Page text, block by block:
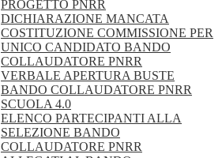
PROGETTO PNRR
DICHIARAZIONE MANCATA
COSTITUZIONE COMMISSIONE PER
UNICO CANDIDATO BANDO
COLLAUDATORE PNRR
VERBALE APERTURA BUSTE
BANDO COLLAUDATORE PNRR
SCUOLA 4.0
ELENCO PARTECIPANTI ALLA
SELEZIONE BANDO
COLLAUDATORE PNRR